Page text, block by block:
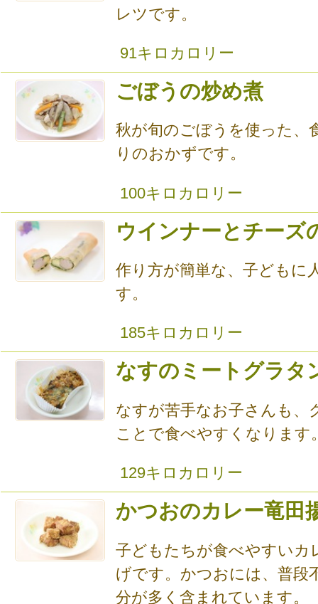
レツです。
91キロカロリー
ごぼうの炒め煮
秋が旬のごぼうを使った、
りのおかずです。
100キロカロリー
ウインナーとチーズ
作り方が簡単な、子どもに
す。
185キロカロリー
なすのミートグラタ
なすが苦手なお子さんも、
ことで食べやすくなります
129キロカロリー
かつおのカレー竜田
子どもたちが食べやすいカ
げです。かつおには、普段
分が多く含まれています。